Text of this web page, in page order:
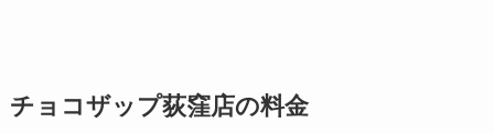
チョコザップ荻窪店の料金